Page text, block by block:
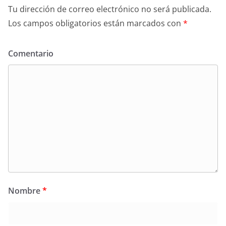
Tu dirección de correo electrónico no será publicada.
Los campos obligatorios están marcados con *
Comentario
Nombre*